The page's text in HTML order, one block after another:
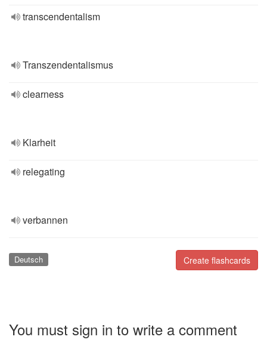
transcendentalism
Transzendentalismus
clearness
Klarheit
relegating
verbannen
Create flashcards
Deutsch
You must sign in to write a comment